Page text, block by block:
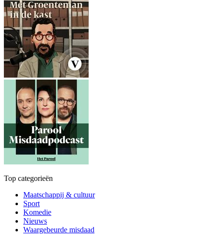
Top categorieën
Maatschappij & cultuur
Sport
Komedie
Nieuws
Waargebeurde misdaad